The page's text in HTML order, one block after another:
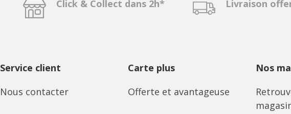
Click & Collect dans 2h* Livraison
Service client
Nous contacter
Carte plus
Offerte et avantageuse
Nos